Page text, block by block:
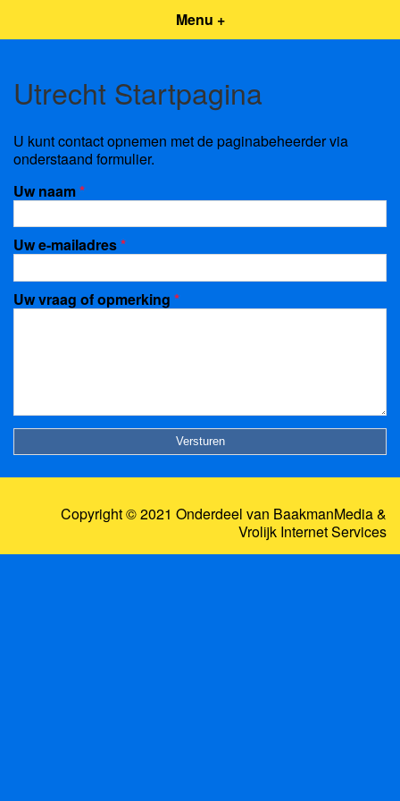
Menu +
Utrecht Startpagina
U kunt contact opnemen met de paginabeheerder via
onderstaand formulier.
Uw naam*
Uw e-mailadres*
Uw vraag of opmerking *
Copyright © 2021 Onderdeel van BaakmanMedia&
Vrolijk Internet Services